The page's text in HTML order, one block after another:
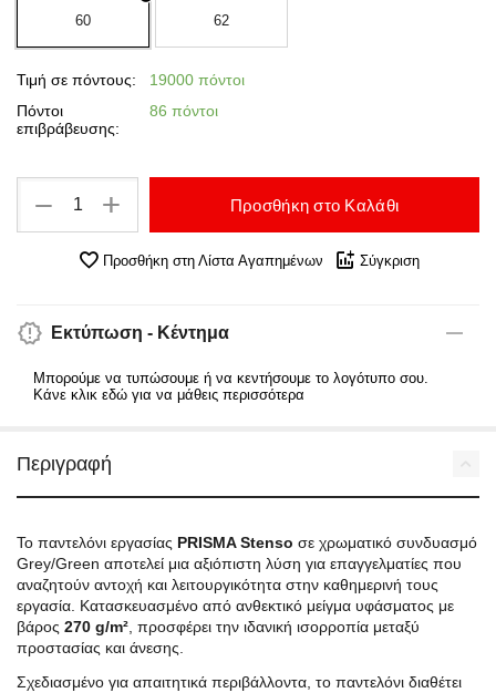
60 62
Τιμή σε πόντους:
19000 πόντοι
Πόντοι
επιβράβευσης:
86 πόντοι
+
− Προσθήκη στο Καλάθι
Προσθήκη στη Λίστα Αγαπημένων Σύγκριση
Εκτύπωση - Κέντημα
Μπορούμε να τυπώσουμε ή να κεντήσουμε το λογότυπο σου.
Κάνε κλικ εδώ για να μάθεις περισσότερα
Περιγραφή
Το παντελόνι εργασίας PRISMA Stenso σε χρωματικό συνδυασμό
Grey/Green αποτελεί μια αξιόπιστη λύση για επαγγελματίες που
αναζητούν αντοχή και λειτουργικότητα στην καθημερινή τους
εργασία. Κατασκευασμένο από ανθεκτικό μείγμα υφάσματος με
βάρος 270 g/m² , προσφέρει την ιδανική ισορροπία μεταξύ
προστασίας και άνεσης.
Σχεδιασμένο για απαιτητικά περιβάλλοντα, το παντελόνι διαθέτει